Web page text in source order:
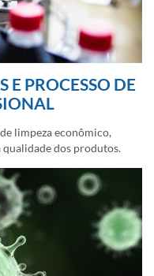
E PROCESSO DE
limpeza econômico,
qualidade dos produtos.